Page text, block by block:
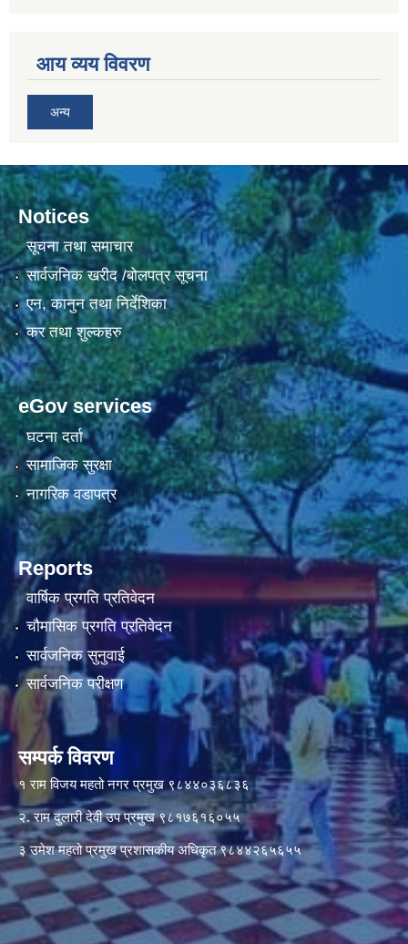
आय व्यय विवरण
अन्य
Notices
सूचना तथा समाचार
सार्वजनिक खरीद /बोलपत्र सूचना
एन, कानुन तथा निर्देशिका
कर तथा शुल्कहरु
eGov services
घटना दर्ता
सामाजिक सुरक्षा
नागरिक वडापत्र
Reports
वार्षिक प्रगति प्रतिवेदन
चौमासिक प्रगति प्रतिवेदन
सार्वजनिक सुनुवाई
सार्वजनिक परीक्षण
सम्पर्क विवरण
१ राम विजय महतो नगर प्रमुख ९८४४०३६८३६
२. राम दुलारी देवी उप प्रमुख ९८१७६१६०५५
३ उमेश महतो प्रमुख प्रशासकीय अधिकृत ९८४४२६५६५५